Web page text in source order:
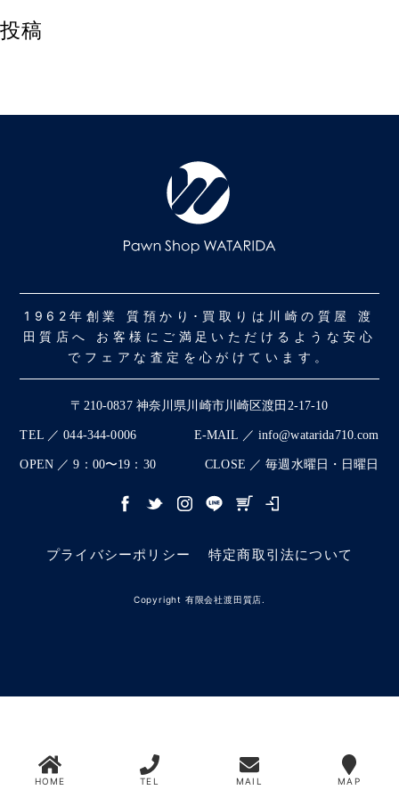
投稿
1962年創業 質預かり･買取りは川崎の質屋 渡
田質店へ お客様にご満足いただけるような安心
でフェアな査定を心がけています。
〒210-0837 神奈川県川崎市川崎区渡田2-17-10
TEL ／ 044-344-0006 E-MAIL ／ info@watarida710.com
OPEN ／ 9：00〜19：30 CLOSE ／ 毎週水曜日・日曜日
プライバシーポリシー 特定商取引法について
Copyright 有限会社渡田質店.
HOME TEL MAIL MAP